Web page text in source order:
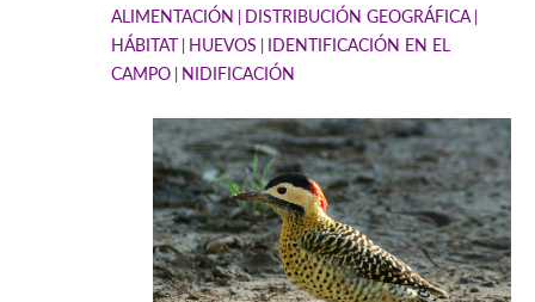
ALIMENTACIÓN
DISTRIBUCIÓN GEOGRÁFICA
HÁBITAT HUEVOS
IDENTIFICACIÓN EN EL
CAMPO NIDIFICACIÓN